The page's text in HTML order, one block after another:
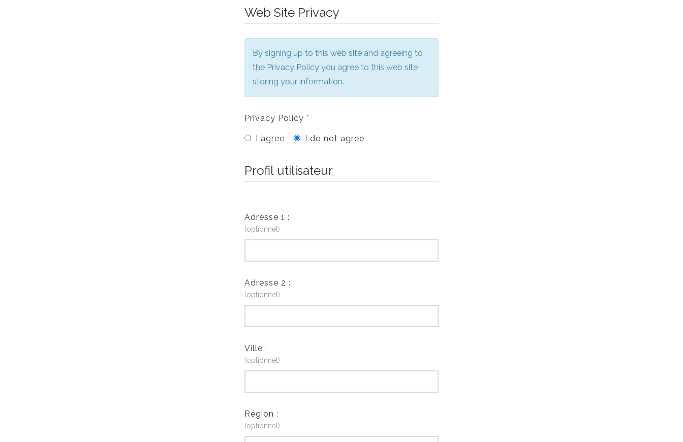
Web Site Privacy
By signing up to this web site and agreeing to
the Privacy Policy you agree to this web site
storing your information.
Privacy Policy *
I agree I do not agree
Profil utilisateur
Adresse 1 :
(optionnel)
Adresse 2 :
(optionnel)
Ville :
(optionnel)
Région :
(optionnel)